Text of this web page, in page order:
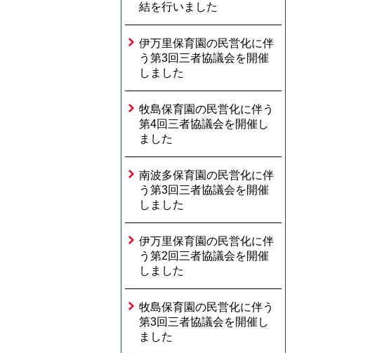
結を行いました
伊万里保育園の民営化に伴
う第3回三者協議会を開催
しました
牧島保育園の民営化に伴う
第4回三者協議会を開催し
ました
南波多保育園の民営化に伴
う第3回三者協議会を開催
しました
伊万里保育園の民営化に伴
う第2回三者協議会を開催
しました
牧島保育園の民営化に伴う
第3回三者協議会を開催し
ました